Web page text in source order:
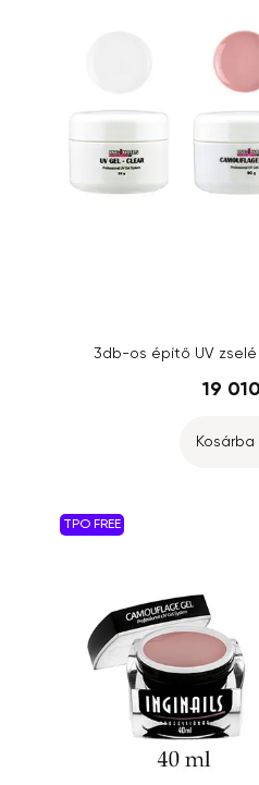
3db-os építő UV
19
Kosárba
TPO FREE